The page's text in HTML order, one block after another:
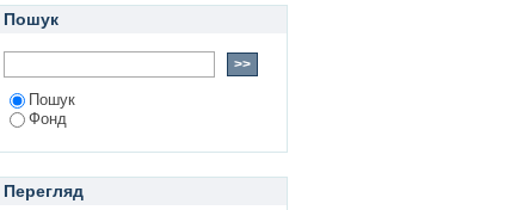
Пошук
Пошук
Фонд
Перегляд